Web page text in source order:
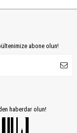
abone olun!
haberdar olun!